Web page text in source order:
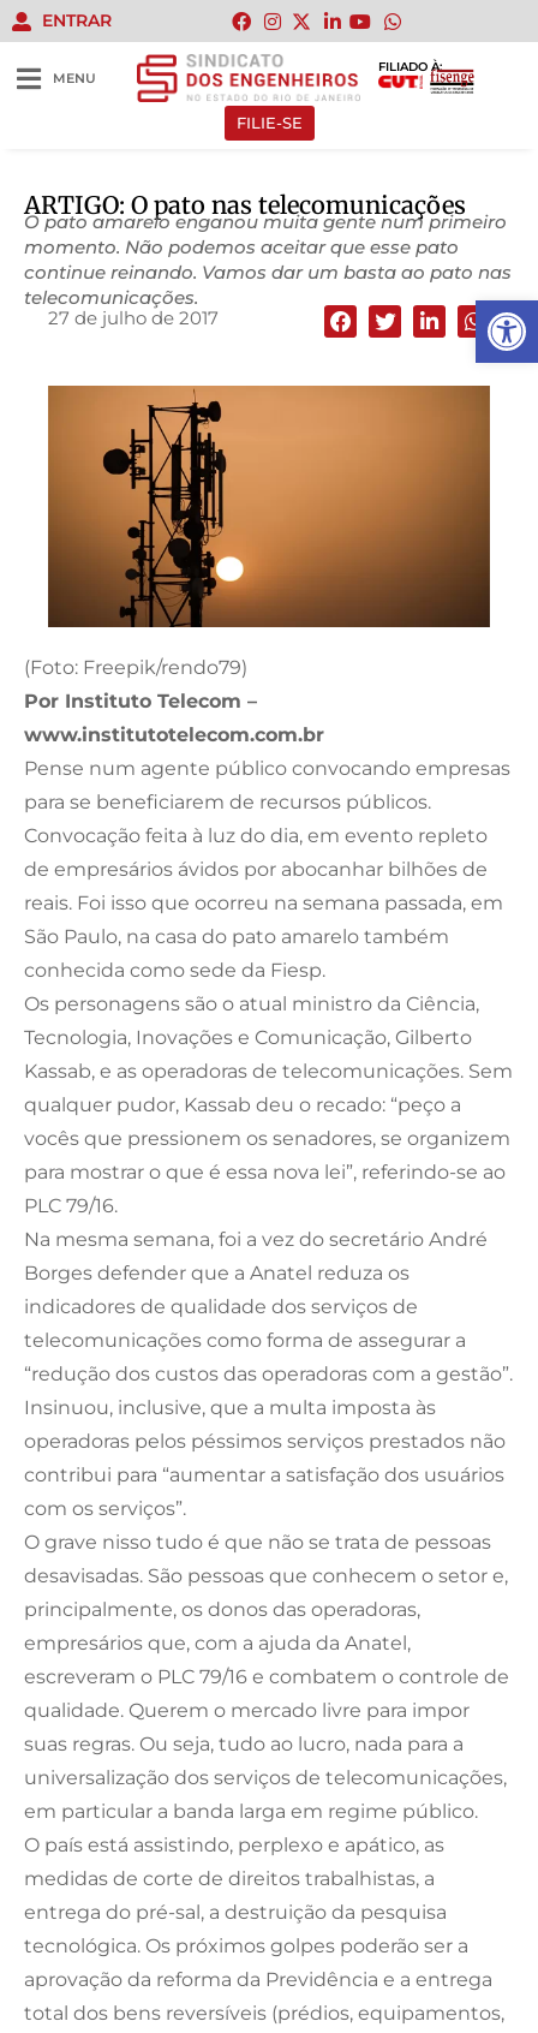
Abrir
ENTRAR
MENU
FILIADO À:
FILIE-SE
ARTIGO: O pato nas telecomunicações
O pato amarelo enganou muita gente num primeiro
momento. Não podemos aceitar que esse pato
continue reinando. Vamos dar um basta ao pato nas
telecomunicações.
27 de julho de 2017
(Foto: Freepik/rendo79)
Por Instituto Telecom –
www.institutotelecom.com.br
Pense num agente público convocando empresas
para se beneficiarem de recursos públicos.
Convocação feita à luz do dia, em evento repleto
de empresários ávidos por abocanhar bilhões de
reais. Foi isso que ocorreu na semana passada, em
São Paulo, na casa do pato amarelo também
conhecida como sede da Fiesp.
Os personagens são o atual ministro da Ciência,
Tecnologia, Inovações e Comunicação, Gilberto
Kassab, e as operadoras de telecomunicações. Sem
qualquer pudor, Kassab deu o recado: “peço a
vocês que pressionem os senadores, se organizem
para mostrar o que é essa nova lei”, referindo-se ao
PLC 79/16.
Na mesma semana, foi a vez do secretário André
Borges defender que a Anatel reduza os
indicadores de qualidade dos serviços de
telecomunicações como forma de assegurar a
“redução dos custos das operadoras com a gestão”.
Insinuou, inclusive, que a multa imposta às
operadoras pelos péssimos serviços prestados não
contribui para “aumentar a satisfação dos usuários
com os serviços”.
O grave nisso tudo é que não se trata de pessoas
desavisadas. São pessoas que conhecem o setor e,
principalmente, os donos das operadoras,
empresários que, com a ajuda da Anatel,
escreveram o PLC 79/16 e combatem o controle de
qualidade. Querem o mercado livre para impor
suas regras. Ou seja, tudo ao lucro, nada para a
universalização dos serviços de telecomunicações,
em particular a banda larga em regime público.
O país está assistindo, perplexo e apático, as
medidas de corte de direitos trabalhistas, a
entrega do pré-sal, a destruição da pesquisa
tecnológica. Os próximos golpes poderão ser a
aprovação da reforma da Previdência e a entrega
total dos bens reversíveis (prédios, equipamentos,